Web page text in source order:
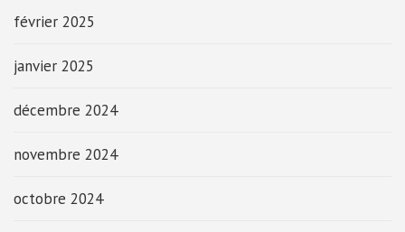
février 2025
janvier 2025
décembre 2024
novembre 2024
octobre 2024